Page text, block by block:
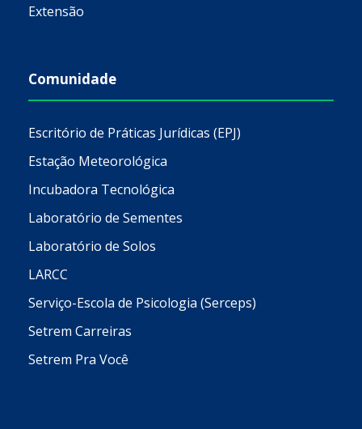
Extensão
Comunidade
Escritório de Práticas Jurídicas (EPJ)
Estação Meteorológica
Incubadora Tecnológica
Laboratório de Sementes
Laboratório de Solos
LARCC
Serviço-Escola de Psicologia (Serceps)
Setrem Carreiras
Setrem Pra Você